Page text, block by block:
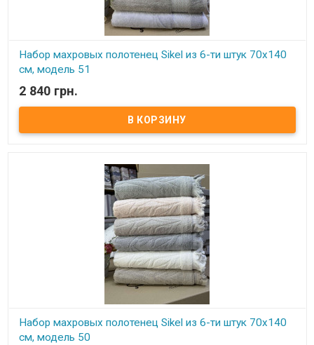
Набор махровых полотенец Sikel из 6-ти штук 70х140
см, модель 51
В наличии
Элитные махровые полотенца. Набор состоит из 6-ти штук.
Размер: 70х140 см - 6 штук Плотность: 550 г/м2 Состав: махра,
100% хлопок Производитель: Sikel (Турция)
2 840 грн.
Набор махровых полотенец Sikel из 6-ти штук 70х140
см, модель 50